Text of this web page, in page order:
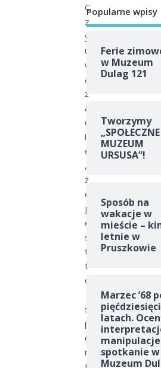
C
z
y
u
w
a
ż
a
c
i
e
,
ż
e
j
e
s
t
t
o
s
p
o
r
Popularne wpisy
Ferie
w Muzeum
Dulag 121
Tworzymy
„SPOŁECZNE
MUZEUM
URSUSA”!
Sposób na
wakacje w
mieście –
letnie w
Pruszkowie
Marzec ’68
latach.
spotkanie w
Muzeum